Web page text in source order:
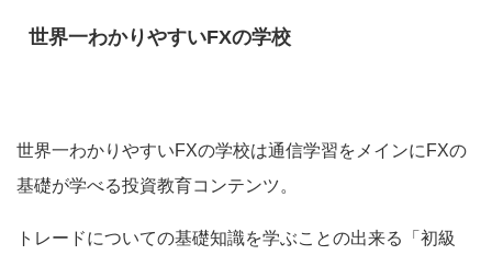
世界一わかりやすいFXの学校
世界一わかりやすいFXの学校は通信学習をメインにFXの
基礎が学べる投資教育コンテンツ
トレードについての基礎知識を学ぶことの出来る「初級